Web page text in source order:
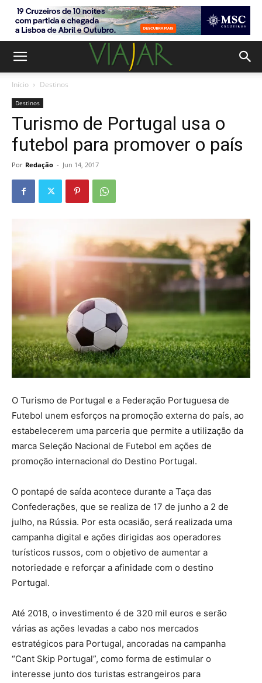
Início Destinos
Destinos
Turismo de Portugal usa o
futebol para promover o país
Por Redação - Jun 14, 2017
O Turismo de Portugal e a Federação Portuguesa de
Futebol unem esforços na promoção externa do país, ao
estabelecerem uma parceria que permite a utilização da
marca Seleção Nacional de Futebol em ações de
promoção internacional do Destino Portugal.
O pontapé de saída acontece durante a Taça das
Confederações, que se realiza de 17 de junho a 2 de
julho, na Rússia. Por esta ocasião, será realizada uma
campanha digital e ações dirigidas aos operadores
turísticos russos, com o objetivo de aumentar a
notoriedade e reforçar a afinidade com o destino
Portugal.
Até 2018, o investimento é de 320 mil euros e serão
várias as ações levadas a cabo nos mercados
estratégicos para Portugal, ancoradas na campanha
“Cant Skip Portugal”, como forma de estimular o
interesse junto dos turistas estrangeiros para